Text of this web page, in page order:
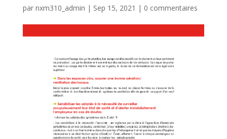
par nxm310_admin | Sep 15, 2021 | 0 commentaires